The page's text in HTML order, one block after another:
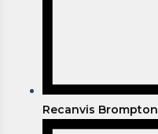
Recanvis Brompton